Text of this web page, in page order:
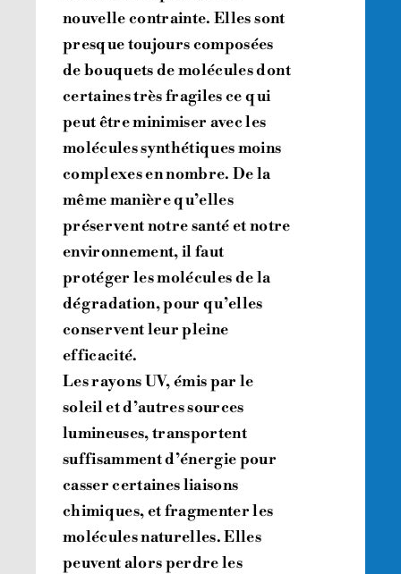
nouvelle contrainte. Elles sont
presque toujours composées
de bouquets de molécules dont
certaines très fragiles ce qui
peut être minimiser avec les
molécules synthétiques moins
complexes en nombre. De la
même manière qu’elles
préservent notre santé et notre
environnement, il faut
protéger les molécules de la
dégradation, pour qu’elles
conservent leur pleine
efficacité.
Les rayons UV, émis par le
soleil et d’autres sources
lumineuses, transportent
suffisamment d’énergie pour
casser certaines liaisons
chimiques, et fragmenter les
molécules naturelles. Elles
peuvent alors perdre les